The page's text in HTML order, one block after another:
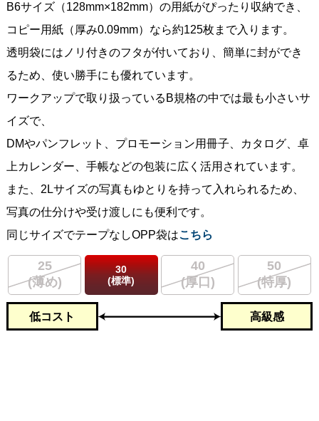
B6サイズ（128mm×182mm）の用紙がぴったり収納でき、
コピー用紙（厚み0.09mm）なら約125枚まで入ります。
透明袋にはノリ付きのフタが付いており、簡単に封ができ
るため、使い勝手にも優れています。
ワークアップで取り扱っているB規格の中では最も小さいサ
イズで、
DMやパンフレット、プロモーション用冊子、カタログ、卓
上カレンダー、手帳などの包装に広く活用されています。
また、2Lサイズの写真もゆとりを持って入れられるため、
写真の仕分けや受け渡しにも便利です。
同じサイズでテープなしOPP袋はこちら
25
(薄め)
30
(標準)
40
(厚口)
50
(特厚)
低コスト 高級感